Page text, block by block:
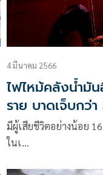
4 มีนาคม 2566
ไฟไหม้คลังน้ำมั
ราย บาดเจ็บกว่
มีผู้เสียชีวิตอย่างน้อย
ในเ…